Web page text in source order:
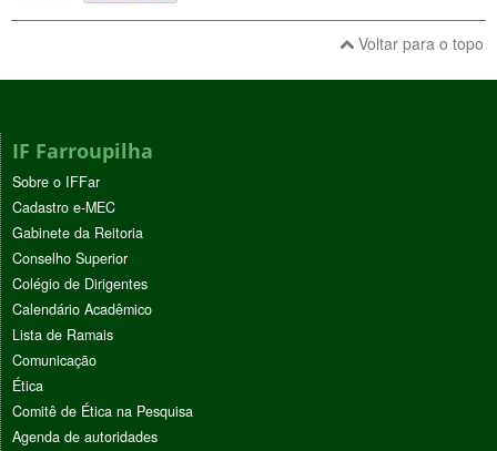
Voltar para o topo
IF Farroupilha
Sobre o IFFar
Cadastro e-MEC
Gabinete da Reitoria
Conselho Superior
Colégio de Dirigentes
Calendário Acadêmico
Lista de Ramais
Comunicação
Ética
Comitê de Ética na Pesquisa
Agenda de autoridades